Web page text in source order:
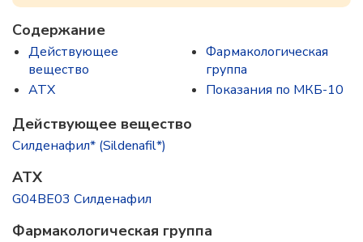
Содержание
Действующее
вещество
ATX
Фармакологическая
группа
Показания по МКБ-10
Действующее вещество
Силденафил* (Sildenafil*)
ATX
G04BE03 Силденафил
Фармакологическая группа